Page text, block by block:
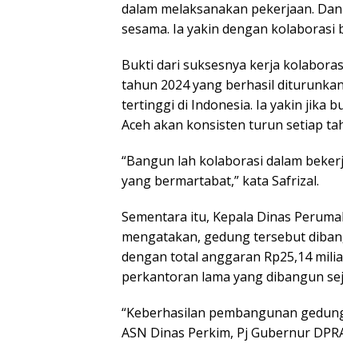
dalam melaksanakan pekerjaan.
sesama. Ia yakin dengan
Bukti dari suksesnya kerja
tahun 2024 yang berhasil
tertinggi di Indonesia. Ia yakin jika
Aceh akan konsisten turun setiap
“Bangun lah kolaborasi dalam
yang bermartabat,” kata Safrizal.
Sementara itu, Kepala Dinas
mengatakan, gedung tersebut
dengan total anggaran Rp25,14
perkantoran lama yang dibangun
“Keberhasilan pembangunan
ASN Dinas Perkim, Pj Gubernur